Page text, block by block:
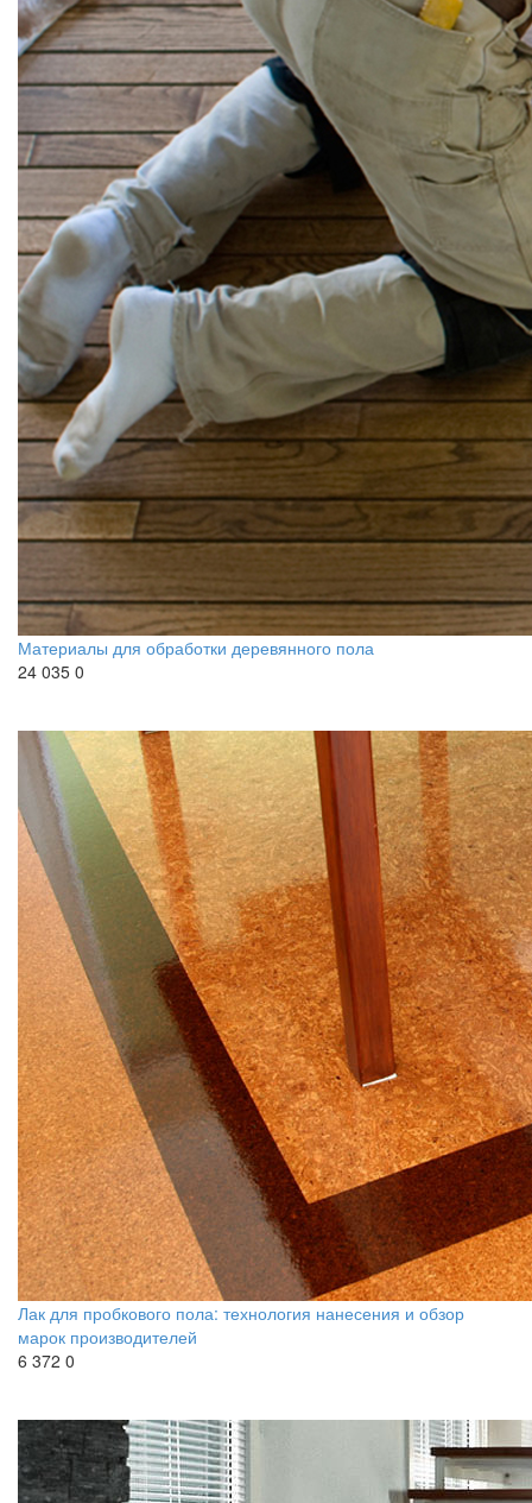
Материалы для обработки деревянного пола
24 035 0
Лак для пробкового пола: технология нанесения и обзор
марок производителей
6 372 0